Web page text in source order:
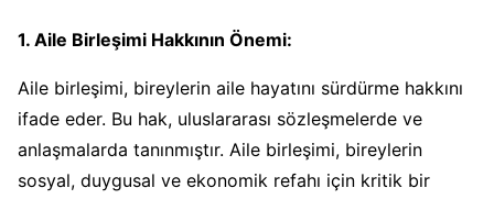
1. Aile Birleşimi Hakkının Önemi:
Aile birleşimi, bireylerin aile hayatını sürdürme hakkını
ifade eder. Bu hak, uluslararası sözleşmelerde ve
anlaşmalarda tanınmıştır. Aile birleşimi, bireylerin
sosyal, duygusal ve ekonomik refahı için kritik bir